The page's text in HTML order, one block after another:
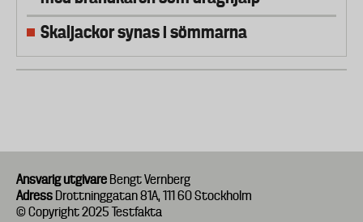
Skaljackor synas i sömmarna
Ansvarig utgivare Bengt Vernberg
Adress Drottninggatan 81A, 111 60 Stockholm
© Copyright 2025 Testfakta